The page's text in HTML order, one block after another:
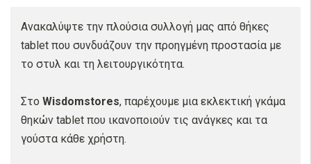
Ανακαλύψτε την πλούσια συλλογή μας από θήκες
tablet που συνδυάζουν την προηγμένη προστασία με
το στυλ και τη λειτουργικότητα.
Στο Wisdomstores, παρέχουμε μια εκλεκτική γκάμα
θηκών tablet που ικανοποιούν τις ανάγκες και τα
γούστα κάθε χρήστη.